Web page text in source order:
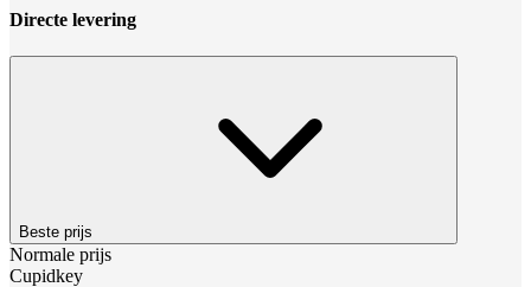
Directe levering
Beste prijs
Normale prijs
Cupidkey